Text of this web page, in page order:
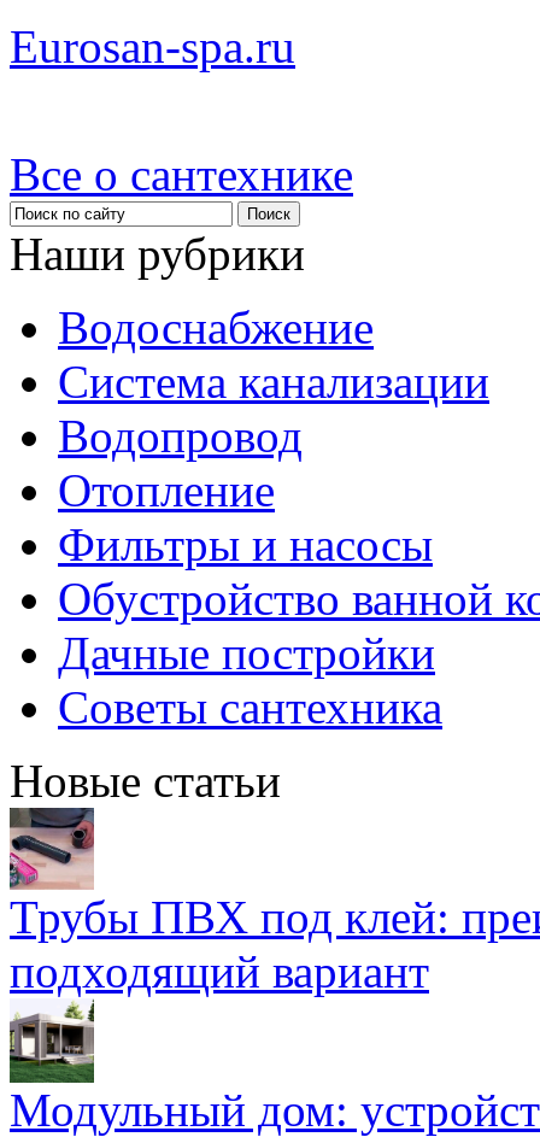
Eurosan-spa.ru
Все о сантехнике
Наши рубрики
Водоснабжение
Система канализации
Водопровод
Отопление
Фильтры и насосы
Обустройство ванной
Дачные постройки
Советы сантехника
Новые статьи
Трубы ПВХ под клей:
подходящий вариант
Модульный дом: